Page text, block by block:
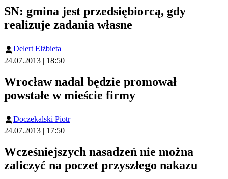
SN: gmina jest przedsiębiorcą, gdy
realizuje zadania własne
Delert Elżbieta
24.07.2013 | 18:50
Wrocław nadal będzie promował
powstałe w mieście firmy
Doczekalski Piotr
24.07.2013 | 17:50
Wcześniejszych nasadzeń nie można
zaliczyć na poczet przyszłego nakazu